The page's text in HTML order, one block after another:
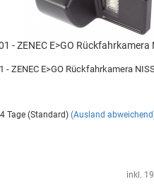
- ZENEC E>GO Rückfahrkamera
- ZENEC E>GO Rückfahrkamera
Tage (Standard) (Ausland
inkl.